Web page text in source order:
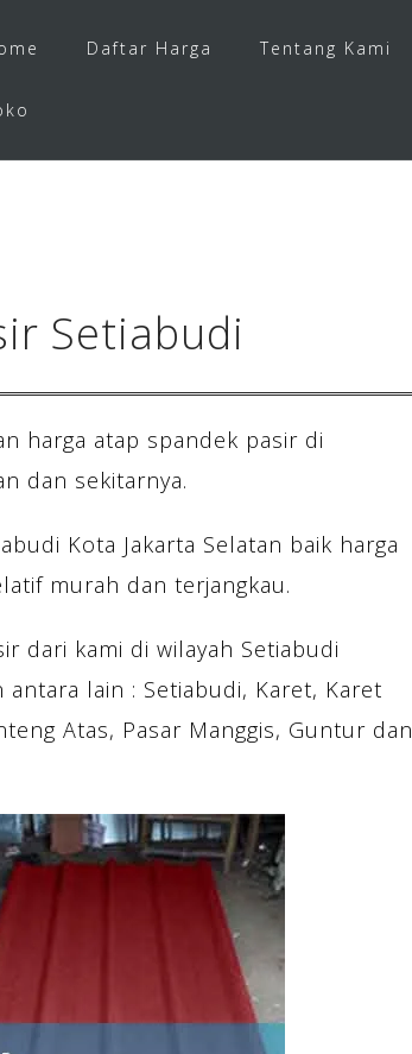
Daftar Harga Tentang Kami
Setiabudi
harga atap spandek pasir di
dan sekitarnya.
Kota Jakarta Selatan baik harga
murah dan terjangkau.
dari kami di wilayah Setiabudi
lain : Setiabudi, Karet, Karet
Atas, Pasar Manggis, Guntur dan